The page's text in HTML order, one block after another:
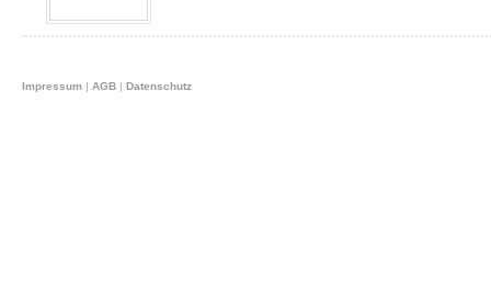
Impressum | AGB | Datenschutz